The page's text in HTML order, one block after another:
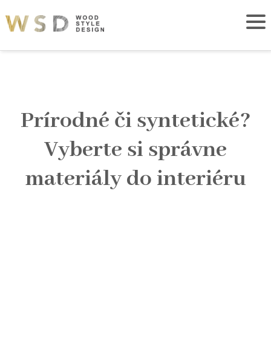
Prírodné či syntetické?
Vyberte si správne
materiály do interiéru